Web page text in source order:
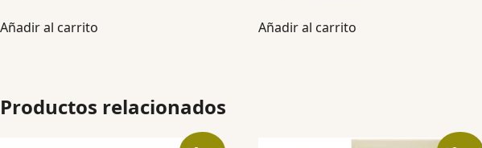
Añadir al carrito Añadir al carrito
Productos relacionados